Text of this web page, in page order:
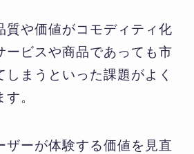
質や価値がコモディティ化
ービスや商品であっても市
しまうといった課題がよく
。
ザーが体験する価値を見直